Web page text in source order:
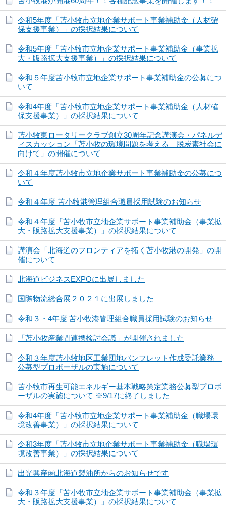
令和5年度「苫小牧市立地企業サポート事業補助金（人材確
保支援事業）」の採択結果について
令和5年度「苫小牧市立地企業サポート事業補助金（事業拡
大・販路拡大支援事業）」の採択結果について
令和５年度苫小牧市立地企業サポート事業補助金の公募につ
いて
令和4年度「苫小牧市立地企業サポート事業補助金（人材確
保支援事業）」の採択結果について
苫小牧東ロータリークラブ創立30周年記念講演会・パネルデ
ィスカッション「苫小牧の環境問題を考える 脱炭素社会に
向けて」の開催について
令和４年度苫小牧市立地企業サポート事業補助金の公募につ
いて
令和４年度 苫小牧港管理組合職員採用試験のお知らせ
令和４年度「苫小牧市立地企業サポート事業補助金（事業拡
大・販路拡大支援事業）」の採択結果について
講演会「北海道のフロンティアを拓く苫小牧港の開発」の開
催について
北海道ビジネスEXPOに出展しました
国際物流総合展２０２１に出展しました
令和３・4年度 苫小牧港管理組合職員採用試験のお知らせ
「苫小牧産業間連携検討会議」が開催されました
令和３年度苫小牧地区工業団地パンフレット作成委託業務
公募型プロポーザルの実施について
苫小牧市再生可能エネルギー基本戦略策定業務公募型プロポ
ーザルの実施について ※9/17に終了しました
令和4年度「苫小牧市立地企業サポート事業補助金（職場環
境改善事業）」の採択結果について
令和3年度「苫小牧市立地企業サポート事業補助金（職場環
境改善事業）」の採択結果について
出光興産㈱北海道製油所からのお知らせです
令和３年度「苫小牧市立地企業サポート事業補助金（事業拡
大・販路拡大支援事業）」の採択結果について